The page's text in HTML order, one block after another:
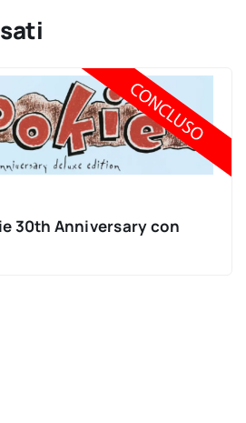
30th Anniversary con